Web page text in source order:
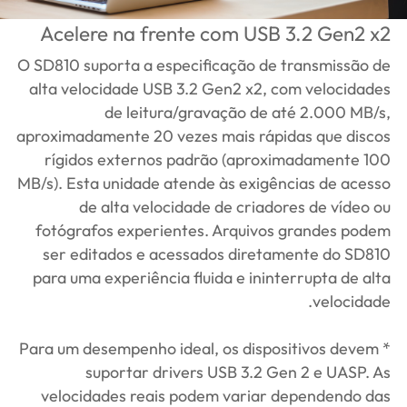
Acelere na frente com USB 3.2 Gen2 x2
O SD810 suporta a especificação de transmissão de
alta velocidade USB 3.2 Gen2 x2, com velocidades
de leitura/gravação de até 2.000 MB/s,
aproximadamente 20 vezes mais rápidas que discos
rígidos externos padrão (aproximadamente 100
MB/s). Esta unidade atende às exigências de acesso
de alta velocidade de criadores de vídeo ou
fotógrafos experientes. Arquivos grandes podem
ser editados e acessados diretamente do SD810
para uma experiência fluida e ininterrupta de alta
velocidade.
* Para um desempenho ideal, os dispositivos devem
suportar drivers USB 3.2 Gen 2 e UASP. As
velocidades reais podem variar dependendo das